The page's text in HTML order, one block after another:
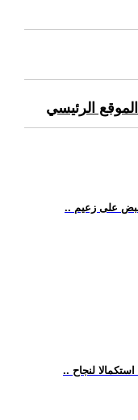
الرئيسي
على زعيم
لنجاح